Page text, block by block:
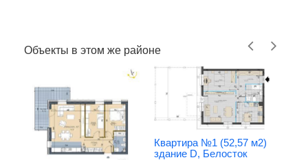
Объекты в этом же районе
Квартира №1 (52,57 м2)
здание D, Белосток